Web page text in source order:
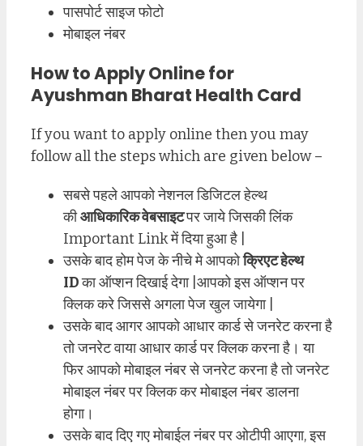
पासपोर्ट साइज फोटो
मोबाइल नंबर
How to Apply Online for
Ayushman Bharat Health Card
If you want to apply online then you may
follow all the steps which are given below –
सबसे पहले आपको नेशनल डिजिटल हेल्थ
कीआधिकारिक वेबसाइटपर जाये जिसकी लिंक
Important Link में दिया हुआ है |
उसके बाद होम पेज के नीचे मे आपकोक्रिएट हेल्थ
IDका ऑप्शन दिखाई देगा |आपको इस ऑप्शन पर
क्लिक करे जिससे अगला पेज खुल जायेगा |
उसके बाद आगर आपको आधार कार्ड से जनरेट करना है
तो जनरेट वाया आधार कार्ड पर क्लिक करना है। या
फिर आपको मोबाइल नंबर से जनरेट करना है तो जनरेट
मोबाइल नंबर पर क्लिक कर मोबाइल नंबर डालना
होगा।
उसके बाद दिए गए मोबाईल नंबर पर ओटीपी आएगा, इस